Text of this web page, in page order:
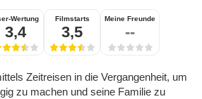
Wertung
3,4
Filmstarts
3,5
Meine Freunde
--
Zeitreisen in die Vergangenheit, um
zu machen und seine Familie zu